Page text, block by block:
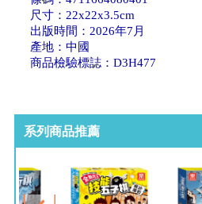
尺寸：22x22x3.5cm
出版時間：2026年7月
產地：中國
商品檢驗標誌：D3H477
系列商品推薦